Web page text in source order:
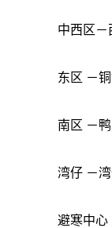
中西区－
东区 －
南区 －
湾仔 －
避寒中心